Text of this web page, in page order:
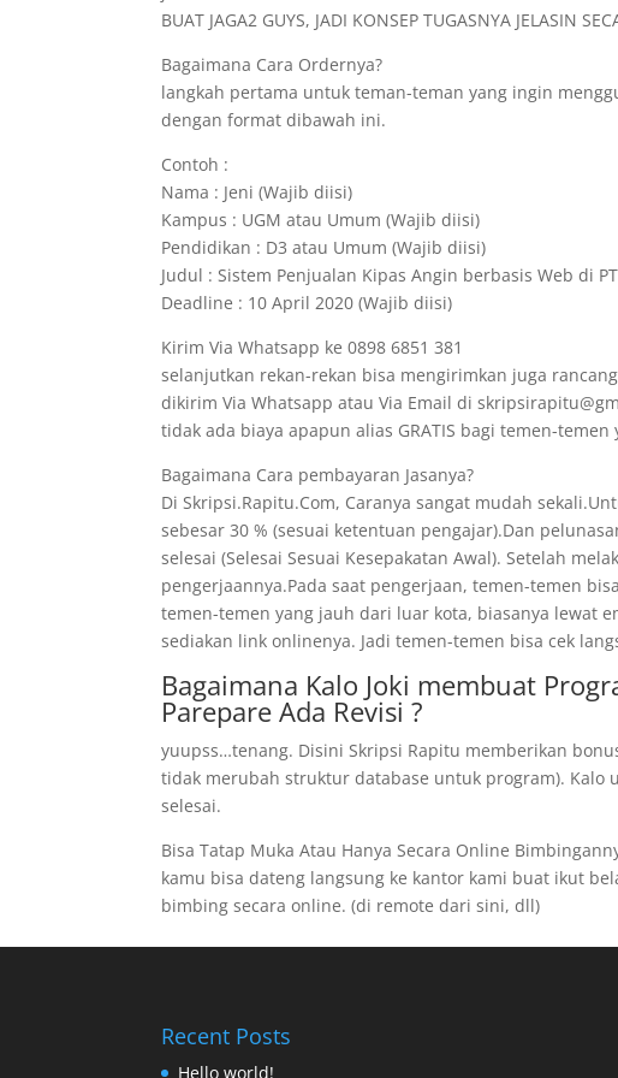
BUAT JAGA2 GUYS, JADI KONSEP TUGASNYA JELASIN
Bagaimana Cara Ordernya?
langkah pertama untuk teman-teman yang ingin
dengan format dibawah ini.
Contoh :
Nama : Jeni (Wajib diisi)
Kampus : UGM atau Umum (Wajib diisi)
Pendidikan : D3 atau Umum (Wajib diisi)
Judul : Sistem Penjualan Kipas Angin berbasis Web di
Deadline : 10 April 2020 (Wajib diisi)
Kirim Via Whatsapp ke 0898 6851 381
selanjutkan rekan-rekan bisa mengirimkan juga
dikirim Via Whatsapp atau Via Email di
tidak ada biaya apapun alias GRATIS bagi temen-temen
Bagaimana Cara pembayaran Jasanya?
Di Skripsi.Rapitu.Com, Caranya sangat mudah
sebesar 30 % (sesuai ketentuan pengajar).Dan
selesai (Selesai Sesuai Kesepakatan Awal). Setelah
pengerjaannya.Pada saat pengerjaan, temen-temen
temen-temen yang jauh dari luar kota, biasanya lewat
sediakan link onlinenya. Jadi temen-temen bisa cek
Bagaimana Kalo Joki membuat
Parepare Ada Revisi ?
yuupss…tenang. Disini Skripsi Rapitu memberikan
tidak merubah struktur database untuk program).
selesai.
Bisa Tatap Muka Atau Hanya Secara Online
kamu bisa dateng langsung ke kantor kami buat ikut
bimbing secara online. (di remote dari sini, dll)
Recent Posts
Hello world!